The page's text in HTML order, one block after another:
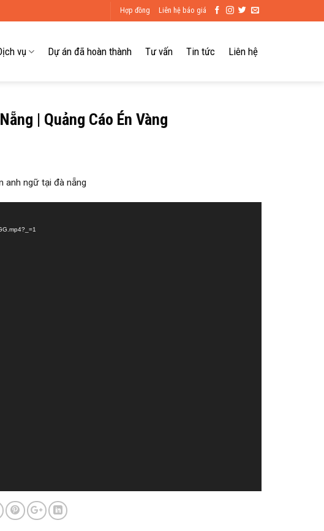
Hợp đồng Liên hệ báo giá
vụ Dự án đã hoàn thành Tư vấn Tin tức Liên hệ
| Quảng Cáo Én Vàng
anh ngữ tại đà nẵng